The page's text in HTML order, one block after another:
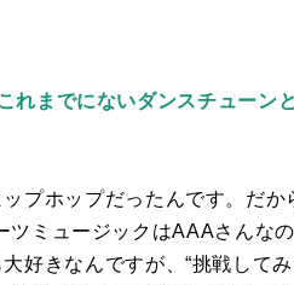
までにないダンスチューン
プホップだったんです。だか
ツミュージックはAAAさんなの
大好きなんですが、“挑戦して